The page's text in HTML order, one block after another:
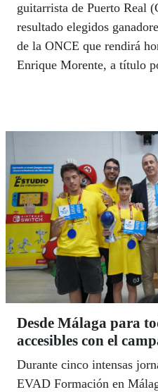
guitarrista de Puerto Real
resultado elegidos
de la ONCE que rendirá
Enrique Morente, a título
Desde Málaga para
accesibles con el
Durante cinco intensas
EVAD Formación en